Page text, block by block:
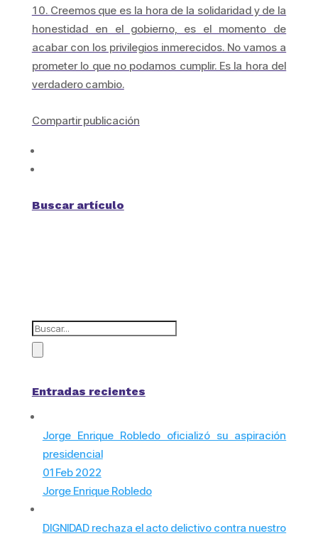
Creemos que es la hora de la solidaridad y de la
honestidad en el gobierno, es el momento de
acabar con los privilegios inmerecidos. No vamos a
prometer lo que no podamos cumplir. Es la hora del
verdadero cambio.
Compartir publicación
Buscar artículo
Entradas recientes
Jorge Enrique Robledo oficializó su aspiración
presidencial
01 Feb 2022
Jorge Enrique Robledo
DIGNIDAD rechaza el acto delictivo contra nuestro